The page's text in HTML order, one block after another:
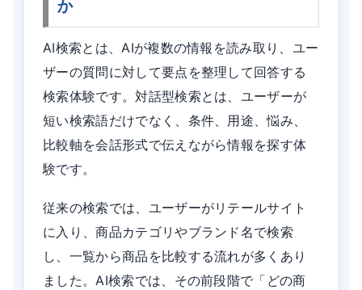
か
AI検索とは、AIが複数の情報を読み取り、ユー
ザーの質問に対して要点を整理して回答する
検索体験です。対話型検索とは、ユーザーが
短い検索語だけでなく、条件、用途、悩み、
比較軸を会話形式で伝えながら情報を探す体
験です。
従来の検索では、ユーザーがリテールサイト
に入り、商品カテゴリやブランド名で検索
し、一覧から商品を比較する流れが多くあり
ました。AI検索では、その前段階で「どの商